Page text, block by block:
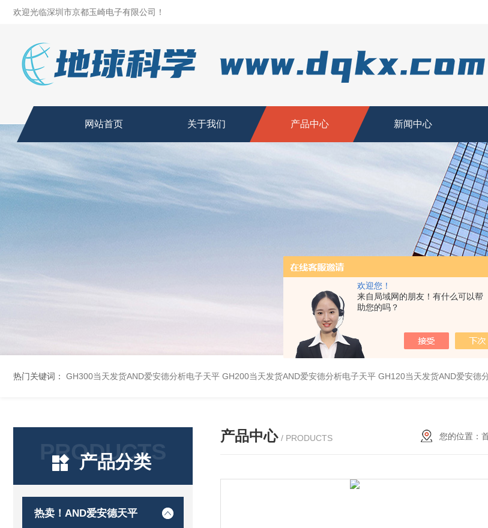
欢迎您！
来自局域网的朋友！有什么可以帮
助您的吗？
欢迎光临深圳市京都玉崎电子有限公司！
网站首页 关于我们 产品中心 新闻中心
热门关键词： GH300当天发货AND爱安德分析电子天平 GH200当天发货AND爱安德分析电子天平 GH120当天发货AND爱安德分析
PRODUCTS
产品分类
热卖！AND爱安德天平
产品中心 / PRODUCTS 您的位置：